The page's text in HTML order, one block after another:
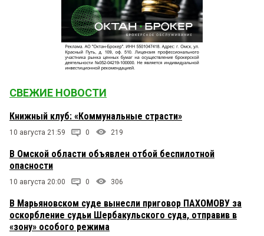
СВЕЖИЕ НОВОСТИ
Книжный клуб: «Коммунальные страсти»
10 августа 21:59 0 219
В Омской области объявлен отбой беспилотной
опасности
10 августа 20:00 0 306
В Марьяновском суде вынесли приговор ПАХОМОВУ за
оскорбление судьи Шербакульского суда, отправив в
«зону» особого режима